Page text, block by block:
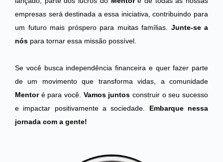
empresas será destinada a essa iniciativa, contribuindo para
um futuro mais próspero para muitas famílias. Junte-se a
nós para tornar essa missão possível.
Se você busca independência financeira e quer fazer parte
de um movimento que transforma vidas, a comunidade
Mentor é para você. Vamos juntos construir o seu sucesso
e impactar positivamente a sociedade. Embarque nessa
jornada com a gente!